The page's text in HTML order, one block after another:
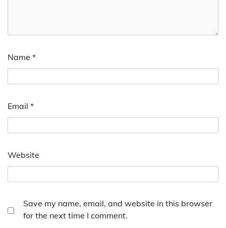
Name *
Email *
Website
Save my name, email, and website in this browser
for the next time I comment.